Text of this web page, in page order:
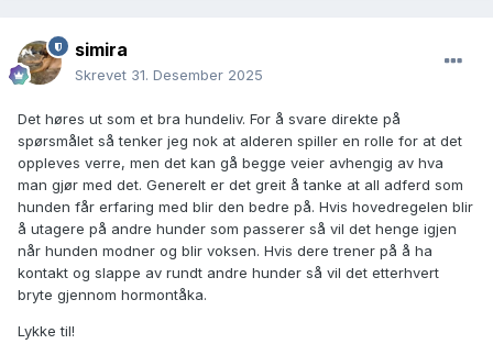
ved siden av deg. Kanskje bære en leke du har med? Det
begrenser også mulighet for knurring og bjeffing, MEN vær
med tanke på ressursforsvar.
Noe jeg brukte mye på en av mine hunder var "søk" og
kaste ut en neve godbiter. Da var han opptatt med å finne
dem mens den andre hunden gikk forbi. Ikke veldig bra hvis
det er en løs hund som kan komme bort, men i andre
situasjoner kan det funke fint.
Hvis dere jobber konsekvent med dette blir det en del av
prosessen med å bli voksen, og vil forhåpentligvis gå over.
simira
Skrevet 31. Desember 2025
Det høres ut som et bra hundeliv. For å svare direkte på
spørsmålet så tenker jeg nok at alderen spiller en rolle for at det
oppleves verre, men det kan gå begge veier avhengig av hva
man gjør med det. Generelt er det greit å tanke at all adferd som
hunden får erfaring med blir den bedre på. Hvis hovedregelen blir
å utagere på andre hunder som passerer så vil det henge igjen
når hunden modner og blir voksen. Hvis dere trener på å ha
kontakt og slappe av rundt andre hunder så vil det etterhvert
bryte gjennom hormontåka.
Lykke til!